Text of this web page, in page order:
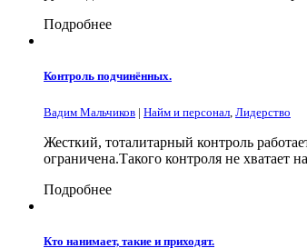
Подробнее
Контроль подчинённых.
Вадим Мальчиков | Найм и персонал, Лидерство
Жесткий, тоталитарный контроль
ограничена.Такого контроля не хватает
Подробнее
Кто нанимает, такие и приходят.